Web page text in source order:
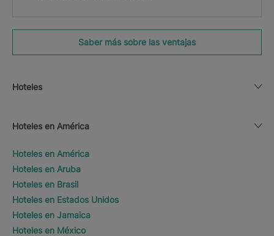
Saber más sobre las ventajas
Hoteles
Hoteles en América
Hoteles en América
Hoteles en Aruba
Hoteles en Brasil
Hoteles en Estados Unidos
Hoteles en Jamaica
Hoteles en México